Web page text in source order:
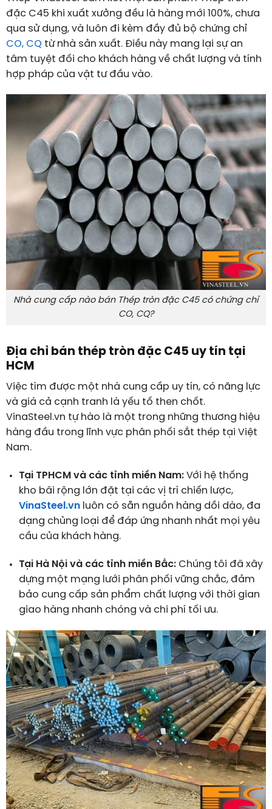
đặc C45 khi xuất xưởng đều là hàng mới 100%, chưa
qua sử dụng, và luôn đi kèm đầy đủ bộ chứng chỉ
CO, CQ từ nhà sản xuất. Điều này mang lại sự an
tâm tuyệt đối cho khách hàng về chất lượng và tính
hợp pháp của vật tư đầu vào.
Nhà cung cấp nào bán Thép tròn đặc C45 có chứng chỉ
CO, CQ?
Địa chỉ bán thép tròn đặc C45 uy tín tại
HCM
Việc tìm được một nhà cung cấp uy tín, có năng lực
và giá cả cạnh tranh là yếu tố then chốt.
VinaSteel.vn tự hào là một trong những thương hiệu
hàng đầu trong lĩnh vực phân phối sắt thép tại Việt
Nam.
Tại TPHCM và các tỉnh miền Nam:Với hệ thống
kho bãi rộng lớn đặt tại các vị trí chiến lược,
VinaSteel.vn luôn có sẵn nguồn hàng dồi dào, đa
dạng chủng loại để đáp ứng nhanh nhất mọi yêu
cầu của khách hàng.
Tại Hà Nội và các tỉnh miền Bắc:Chúng tôi đã xây
dựng một mạng lưới phân phối vững chắc, đảm
bảo cung cấp sản phẩm chất lượng với thời gian
giao hàng nhanh chóng và chi phí tối ưu.